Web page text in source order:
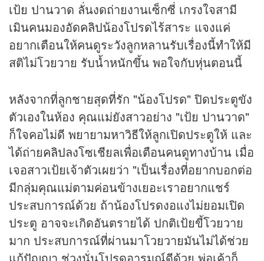
เป้ย ปานวาด ลั่นงดถ่ายงานเซ็กซี่ เกรงใจสามี
เมินคนมองอัดคลิปน้องโปรดไร้สาระ แจงแค่
อยากเตือนให้คนดูระวังลูกหลานรับเรื่องนี้ทำให้มี
สติไม่โวยวาย รับน้ำหนักขึ้น พอใจกับหุ่นตอนนี้
หลังจากที่ลูกชายสุดที่รัก "น้องโปรด" ปิดประตูขัง
ตัวเองในห้อง คุณแม่ยังสาวอย่าง "เป้ย ปานวาด"
ก็ใจคอไม่ดี พยายามหาวิธีให้ลูกเปิดประตูให้ และ
ได้ถ่ายคลิปลงโซเชียลเพื่อเตือนคนดูทางบ้าน เมื่อ
เจอสาวเป้ยเจ้าตัวเผยว่า "เป็นเรื่องที่อยากบอกต่อ
มีกลุ่มคุณแม่ตามค่อนข้างเยอะเราอยากแชร์
ประสบการณ์ด้วย ถ้าน้องโปรดงอแงไม่ยอมเปิด
ประตู อาจจะเกิดอันตรายได้ ปกติเป้ยขี้โวยวาย
มาก ประสบการณ์ที่ผ่านมาโวยวายมันไม่ได้ช่วย